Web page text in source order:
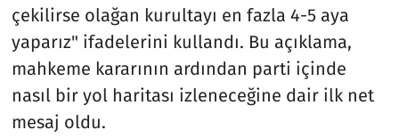
çekilirse olağan kurultayı en fazla 4-5 aya
yaparız" ifadelerini kullandı. Bu açıklama,
mahkeme kararının ardından parti içinde
nasıl bir yol haritası izleneceğine dair ilk net
mesaj oldu.